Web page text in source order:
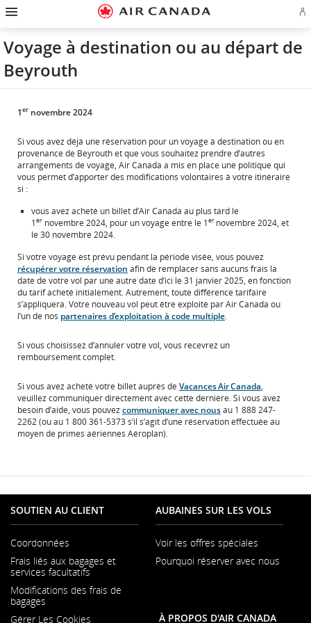
Passez
page
d'accueil
Passer
navigation
principale
Passer
contenu
Passez
champ
de
recherche
Passer
liens
en
bas
page
Passer
plan
du
site
Passer
Pour
nous
joindre
Voyage à destination ou au départ de
Beyrouth
1er novembre 2024
Si vous avez déjà une réservation pour un voyage à destination ou en
provenance de Beyrouth et que vous souhaitez prendre d’autres
arrangements de voyage, Air Canada a mis en place une politique qui
vous permet d’apporter des modifications volontaires à votre itinéraire
si :
vous avez acheté un billet d’Air Canada au plus tard le
1er novembre 2024, pour un voyage entre le 1er novembre 2024, et
le 30 novembre 2024.
Si votre voyage est prévu pendant la période visée, vous pouvez
récupérer votre réservation afin de remplacer sans aucuns frais la
date de votre vol par une autre date d’ici le 31 janvier 2025, en fonction
du tarif acheté initialement. Autrement, toute différence tarifaire
s’appliquera. Votre nouveau vol peut être exploité par Air Canada ou
l’un de nos partenaires d’exploitation à code multiple.
Si vous choisissez d’annuler votre vol, vous recevrez un
remboursement complet.
Si vous avez acheté votre billet auprès de VacancesAirCanada,
veuillez communiquer directement avec cette dernière. Si vous avez
besoin d’aide, vous pouvezcommuniquer avec nousau 1 888 247-
2262 (ou au 1 800 361-5373 s’il s’agit d’une réservation effectuée au
moyen de primes aériennes Aéroplan).
SOUTIEN AU CLIENT
Coordonnées
dans
une
nouvelle
fenêtre
Frais liés aux bagages et
services facultatifs
Modifications des frais de
bagages
Gérer Les Cookies
AUBAINES SUR LES VOLS
Voir les offres spéciales
Pourquoi réserver avec nous
À PROPOS D'AIR CANADA